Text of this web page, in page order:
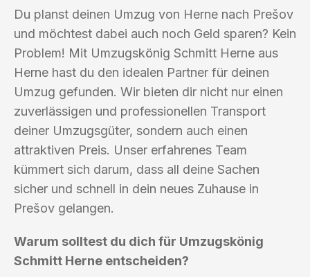
Du planst deinen Umzug von Herne nach Prešov
und möchtest dabei auch noch Geld sparen? Kein
Problem! Mit Umzugskönig Schmitt Herne aus
Herne hast du den idealen Partner für deinen
Umzug gefunden. Wir bieten dir nicht nur einen
zuverlässigen und professionellen Transport
deiner Umzugsgüter, sondern auch einen
attraktiven Preis. Unser erfahrenes Team
kümmert sich darum, dass all deine Sachen
sicher und schnell in dein neues Zuhause in
Prešov gelangen.
Warum solltest du dich für Umzugskönig
Schmitt Herne entscheiden?